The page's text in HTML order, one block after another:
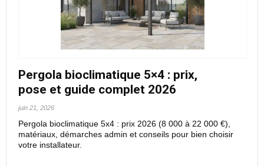
Pergola bioclimatique 5×4 : prix,
pose et guide complet 2026
juin 21, 2026
Pergola bioclimatique 5x4 : prix 2026 (8 000 à 22 000 €),
matériaux, démarches admin et conseils pour bien choisir
votre installateur.